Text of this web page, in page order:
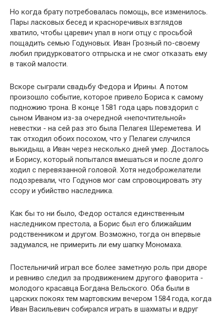
Но когда брату потребовалась помощь, все изменилось.
Пары ласковых бесед и красноречивых взглядов
хватило, чтобы царевич упал в ноги отцу с просьбой
пощадить семью Годуновых. Иван Грозный по-своему
любил придурковатого отпрыска и не смог отказать ему
в такой малости.
Вскоре сыграли свадьбу Федора и Ирины. А потом
произошло событие, которое привело Бориса к самому
подножию трона. В конце 1581 года царь повздорил с
сыном Иваном из-за очередной «непочтительной»
невестки - на сей раз это была Пелагея Шереметева. И
так отходил обоих посохом, что у Пелагеи случился
выкидыш, а Иван через несколько дней умер. Досталось
и Борису, который попытался вмешаться и после долго
ходил с перевязанной головой. Хотя недоброжелатели
подозревали, что Годунов мог сам спровоцировать эту
ссору и убийство наследника.
Как бы то ни было, Федор остался единственным
наследником престола, а Борис был его ближайшим
родственником и другом. Возможно, тогда он впервые
задумался, не примерить ли ему шапку Мономаха.
Постельничий играл все более заметную роль при дворе
и ревниво следил за продвижением другого фаворита -
молодого красавца Богдана Вельского. Оба были в
царских покоях тем мартовским вечером 1584 года, когда
Иван Васильевич собирался играть в шахматы и вдруг